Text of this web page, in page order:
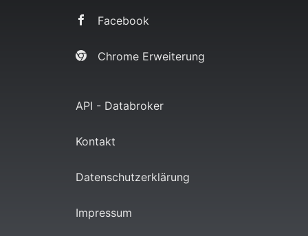
Facebook
Chrome Erweiterung
API - Databroker
Kontakt
Datenschutzerklärung
Impressum